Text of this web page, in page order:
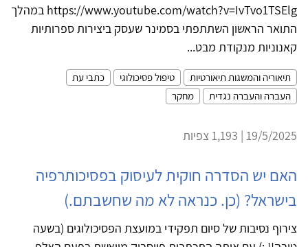
https://www.youtube.com/watch?v=IvTvo1TSElg במהלך
התואר הראשון השתתפתי בסמינר שעסק ביצירות ספרותיות
קאנוניות מנקודת מבט...
תיאוריה והמשגות תיאורטיות טיפול פסיכולוגי
כתבי עת
העברה והעברה נגדית
מחקר
19/5/2025 | 1,193 צפיות
האם יש הסדרה חוקית לעיסוק בפסיכותרפיה
בישראל? (כן. כנראה לא מה שחשבתם.)
צירוף נסיבות של סיום תפקידי במועצת הפסיכולוגים (בשעה